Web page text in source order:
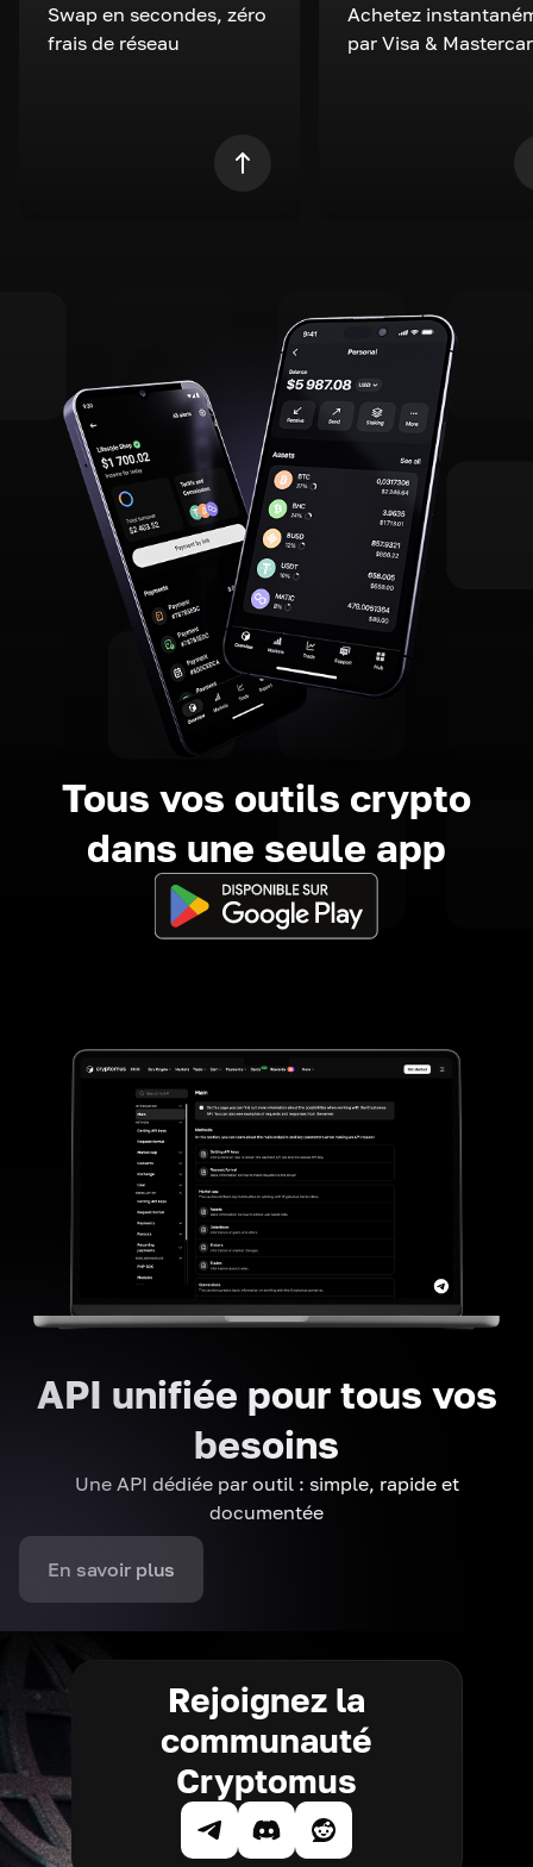
Swap en secondes, zéro
frais de réseau
Achetez
par Visa &
Tous vos outils crypto
dans une seule app
API unifiée pour tous vos
besoins
Une API dédiée par outil : simple, rapide et
documentée
En savoir plus
Rejoignez la
communauté
Cryptomus